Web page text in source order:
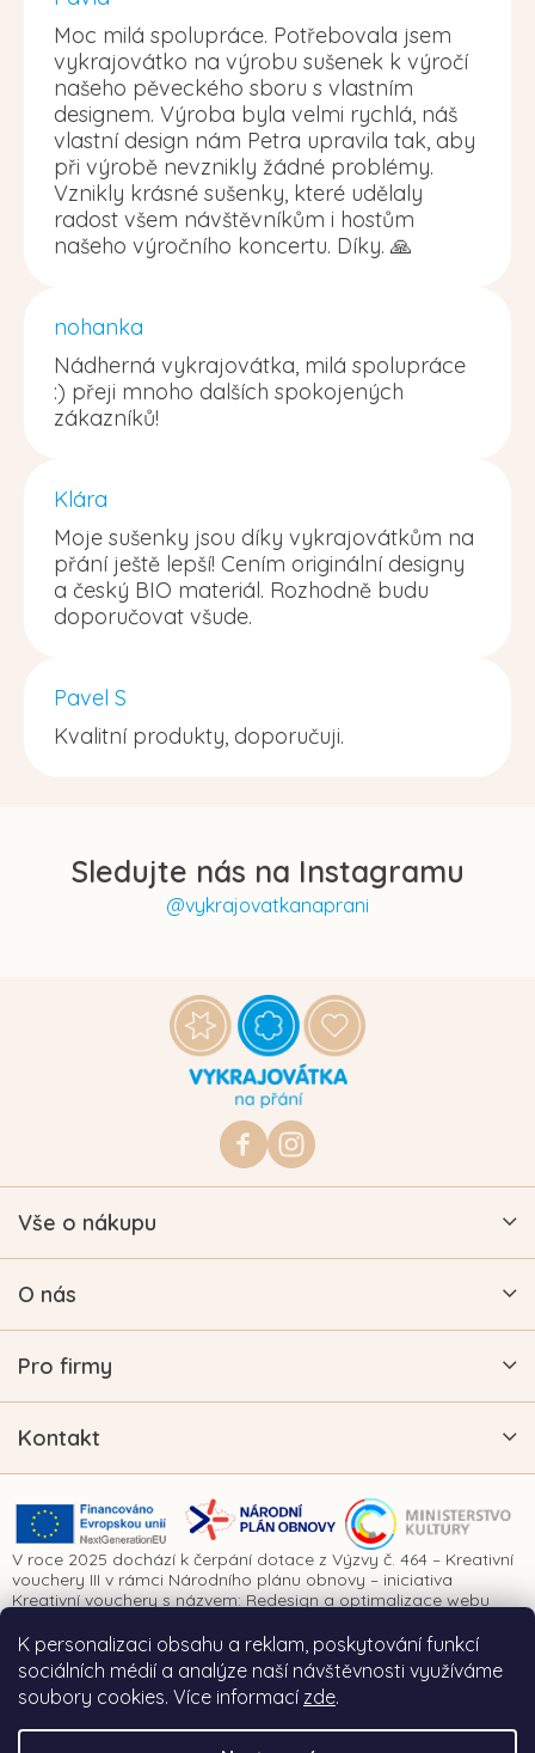
K personalizaci obsahu a reklam, poskytování funkcí
sociálních médií a analýze naší návštěvnosti využíváme
soubory cookies. Více informací zde.
Moc milá spolupráce. Potřebovala jsem
vykrajovátko na výrobu sušenek k výročí
našeho pěveckého sboru s vlastním
designem. Výroba byla velmi rychlá, náš
vlastní design nám Petra upravila tak, aby
při výrobě nevznikly žádné problémy.
Vznikly krásné sušenky, které udělaly
radost všem návštěvníkům i hostům
našeho výročního koncertu. Díky. 🙏
nohanka
Nádherná vykrajovátka, milá spolupráce
:) přeji mnoho dalších spokojených
zákazníků!
Klára
Moje sušenky jsou díky vykrajovátkům na
přání ještě lepší! Cením originální designy
a český BIO materiál. Rozhodně budu
doporučovat všude.
Pavel S
Kvalitní produkty, doporučuji.
Sledujte nás na Instagramu
@vykrajovatkanaprani
https://www.facebook.com/
vykrajovatkanaprani.cz
Vše o nákupu
O nás
Pro firmy
Kontakt
V roce 2025 dochází k čerpání dotace z Výzvy č. 464 – Kreativní
vouchery III v rámci Národního plánu obnovy – iniciativa
Kreativní vouchery s názvem: Redesign a optimalizace webu
spoluúčasti Evropské unie prostřednictvím Národního plánu
obnovy a Ministerstva kultury České republiky.